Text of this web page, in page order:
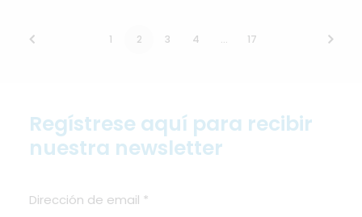
1 2 3 4 … 17
Regístrese aquí para recibir
nuestra newsletter
Dirección de email *